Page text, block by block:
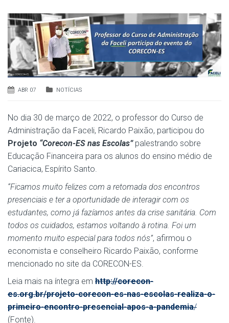
ABR 07 NOTÍCIAS
No dia 30 de março de 2022, o professor do Curso de
Administração da Faceli, Ricardo Paixão, participou do
Projeto “Corecon-ES nas Escolas”palestrando sobre
Educação Financeira para os alunos do ensino médio de
Cariacica, Espírito Santo.
“Ficamos muito felizes com a retomada dos encontros
presenciais e ter a oportunidade de interagir com os
estudantes, como já fazíamos antes da crise sanitária. Com
todos os cuidados, estamos voltando à rotina. Foi um
momento muito especial para todos nós”, afirmou o
economista e conselheiro Ricardo Paixão, conforme
mencionado no site da CORECON-ES.
Leia mais na íntegra em http://corecon-
es.org.br/projeto-corecon-es-nas-escolas-realiza-o-
primeiro-encontro-presencial-apos-a-pandemia/
(Fonte).